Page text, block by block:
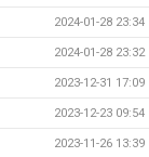
2024-01-28 23:34
2024-01-28 23:32
2023-12-31 17:09
2023-12-23 09:54
2023-11-26 13:39